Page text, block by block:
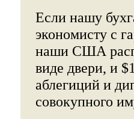
Если нашу
экономисту с
наши США
виде двери, и
аблегиций и
совокупного